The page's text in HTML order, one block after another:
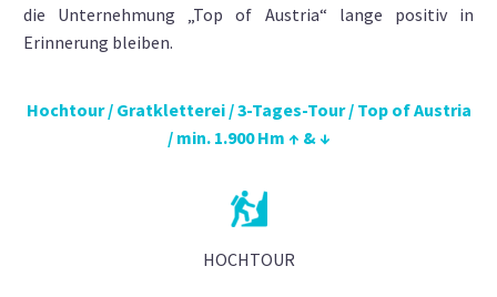
die Unternehmung „Top of Austria“ lange positiv in
Erinnerung bleiben.
Hochtour / Gratkletterei / 3-Tages-Tour / Top of Austria
/ min. 1.900 Hm ↑ & ↓
HOCHTOUR